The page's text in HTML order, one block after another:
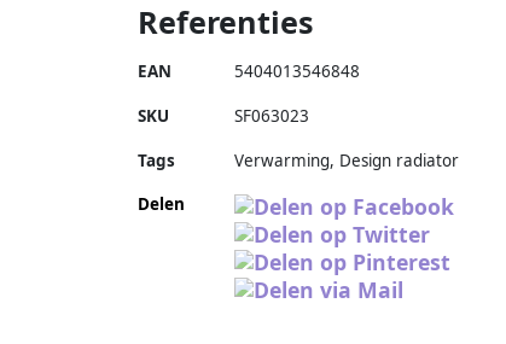
Referenties
EAN 5404013546848
SKU SF063023
Tags
Verwarming, Design radiator
Delen